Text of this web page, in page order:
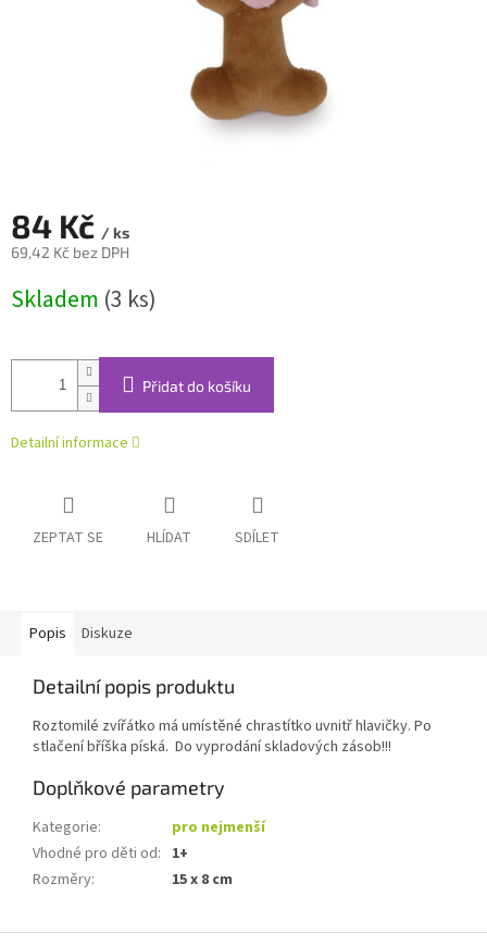
84 Kč / ks
69,42 Kč bez DPH
cena:
Skladem (3 ks)
Přidat do košíku
Detailní informace
ZEPTAT SE HLÍDAT SDÍLET
Popis Diskuze
Detailní popis produktu
Roztomilé zvířátko má umístěné chrastítko uvnitř hlavičky. Po
stlačení bříška píská. Do vyprodání skladových zásob!!!
Doplňkové parametry
Kategorie:
pro nejmenší
Vhodné pro děti od: 1+
Rozměry: 15 x 8 cm